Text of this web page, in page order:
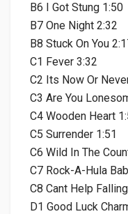
B6 I Got Stung 1:50
B7 One Night 2:32
B8 Stuck On You
C1 Fever 3:32
C2 Its Now Or
C3 Are You
C4 Wooden Heart
C5 Surrender 1:51
C6 Wild In The
C7 Rock-A-Hula
C8 Cant Help
D1 Good Luck